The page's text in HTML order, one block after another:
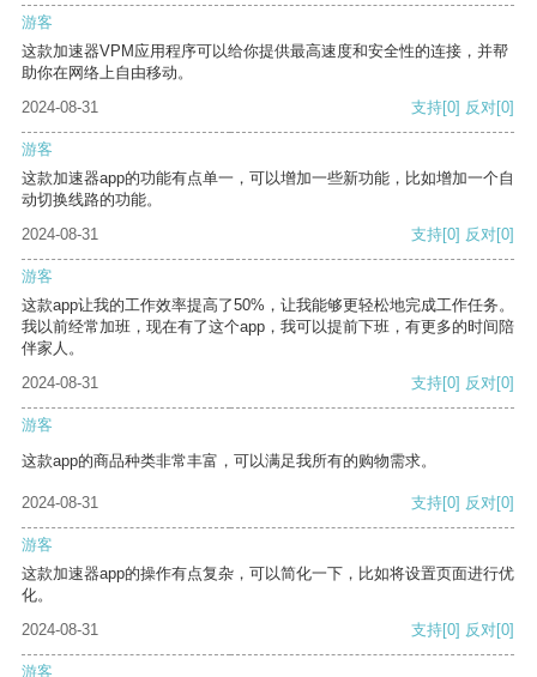
游客
这款加速器VPM应用程序可以给你提供最高速度和安全性的连接，并帮
助你在网络上自由移动。
2024-08-31
支持[0] 反对[0]
游客
这款加速器app的功能有点单一，可以增加一些新功能，比如增加一个自
动切换线路的功能。
2024-08-31
支持[0] 反对[0]
游客
这款app让我的工作效率提高了50%，让我能够更轻松地完成工作任务。
我以前经常加班，现在有了这个app，我可以提前下班，有更多的时间陪
伴家人。
2024-08-31
支持[0] 反对[0]
游客
这款app的商品种类非常丰富，可以满足我所有的购物需求。
2024-08-31 支持[0] 反对[0]
游客
这款加速器app的操作有点复杂，可以简化一下，比如将设置页面进行优
化。
2024-08-31
支持[0] 反对[0]
游客